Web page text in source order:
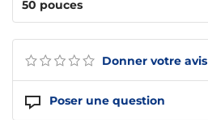
Donner votre avis
Poser une question
50 pouces